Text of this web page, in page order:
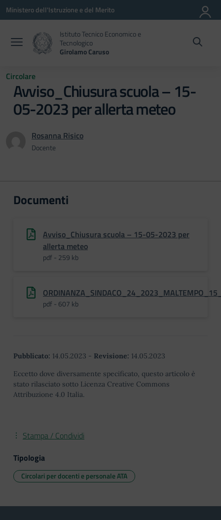
Vai ai contenuti
Vai al menu di navigazione
Vai al footer
Ministero dell'Istruzione e del Merito
Istituto Tecnico Economico e
Tecnologico
Girolamo Caruso
Circolare
Avviso_Chiusura scuola – 15-
05-2023 per allerta meteo
Rosanna Risico
Docente
Documenti
Avviso_Chiusura scuola – 15-05-2023 per
allerta meteo
pdf - 259 kb
pdf - 607 kb
Pubblicato: 14.05.2023 - Revisione: 14.05.2023
Eccetto dove diversamente specificato, questo articolo è
stato rilasciato sotto Licenza Creative Commons
Attribuzione 4.0 Italia.
Stampa / Condividi
Tipologia
Circolari per docenti e personale ATA